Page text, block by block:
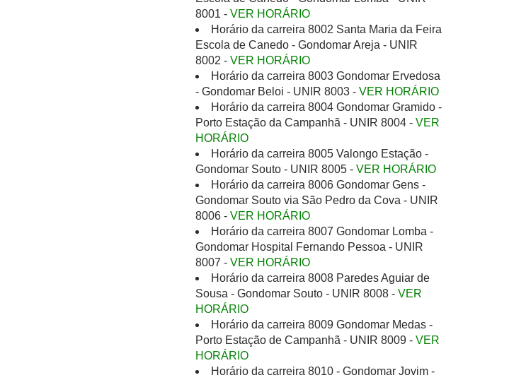
8001 - VER HORÁRIO
Horário da carreira 8002 Santa Maria da Feira
Escola de Canedo - Gondomar Areja - UNIR
8002 - VER HORÁRIO
Horário da carreira 8003 Gondomar Ervedosa
- Gondomar Beloi - UNIR 8003 - VER HORÁRIO
Horário da carreira 8004 Gondomar Gramido -
Porto Estação da Campanhã - UNIR 8004 - VER
HORÁRIO
Horário da carreira 8005 Valongo Estação -
Gondomar Souto - UNIR 8005 - VER HORÁRIO
Horário da carreira 8006 Gondomar Gens -
Gondomar Souto via São Pedro da Cova - UNIR
8006 - VER HORÁRIO
Horário da carreira 8007 Gondomar Lomba -
Gondomar Hospital Fernando Pessoa - UNIR
8007 - VER HORÁRIO
Horário da carreira 8008 Paredes Aguiar de
Sousa - Gondomar Souto - UNIR 8008 - VER
HORÁRIO
Horário da carreira 8009 Gondomar Medas -
Porto Estação de Campanhã - UNIR 8009 - VER
HORÁRIO
Horário da carreira 8010 - Gondomar Jovim -